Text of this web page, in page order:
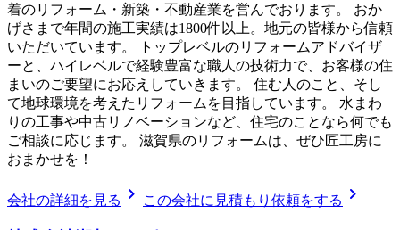
着のリフォーム・新築・不動産業を営んでおります。 おか
げさまで年間の施工実績は1800件以上。地元の皆様から信頼
いただいています。 トップレベルのリフォームアドバイザ
ーと、ハイレベルで経験豊富な職人の技術力で、お客様の住
まいのご要望にお応えしていきます。 住む人のこと、そし
て地球環境を考えたリフォームを目指しています。 水まわ
りの工事や中古リノベーションなど、住宅のことなら何でも
ご相談に応じます。 滋賀県のリフォームは、ぜひ匠工房に
おまかせを！
会社の詳細を見る chevron_right この会社に見積もり依頼をする chevron_right